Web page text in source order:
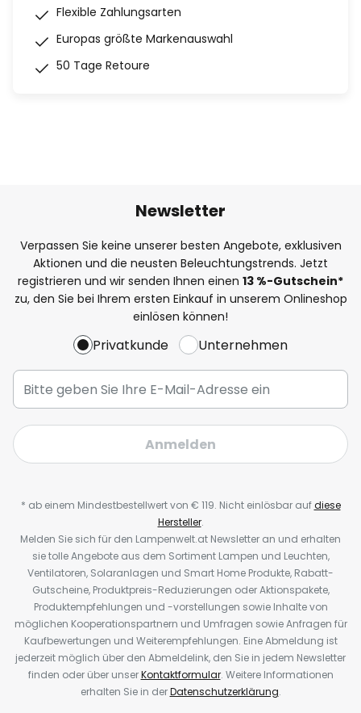
Flexible Zahlungsarten
Europas größte Markenauswahl
50 Tage Retoure
Newsletter
Verpassen Sie keine unserer besten Angebote, exklusiven
Aktionen und die neusten Beleuchtungstrends. Jetzt
registrieren und wir senden Ihnen einen 13 %-Gutschein*
zu, den Sie bei Ihrem ersten Einkauf in unserem Onlineshop
einlösen können!
Privatkunde Unternehmen
Anmelden
* ab einem Mindestbestellwert von € 119. Nicht einlösbar aufdiese
Hersteller.
Melden Sie sich für den Lampenwelt.at Newsletter an und erhalten
sie tolle Angebote aus dem Sortiment Lampen und Leuchten,
Ventilatoren, Solaranlagen und Smart Home Produkte, Rabatt-
Gutscheine, Produktpreis-Reduzierungen oder Aktionspakete,
Produktempfehlungen und -vorstellungen sowie Inhalte von
möglichen Kooperationspartnern und Umfragen sowie Anfragen für
Kaufbewertungen und Weiterempfehlungen. Eine Abmeldung ist
jederzeit möglich über den Abmeldelink, den Sie in jedem Newsletter
finden oder über unserKontaktformular. Weitere Informationen
erhalten Sie in derDatenschutzerklärung.